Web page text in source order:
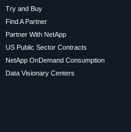
Try and Buy
Find A Partner
Partner With NetApp
US Public Sector Contracts
NetApp OnDemand Consumption
Data Visionary Centers